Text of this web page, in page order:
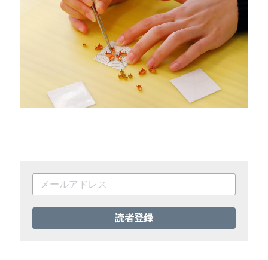
読者登録